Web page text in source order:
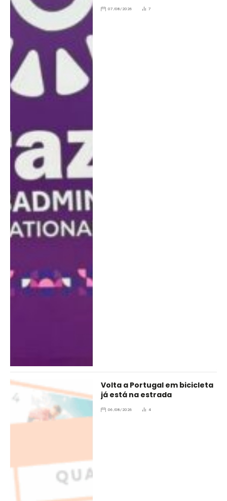
07/08/2026 7
Volta a Portugal em bicicleta
já está na estrada
06/08/2026 4